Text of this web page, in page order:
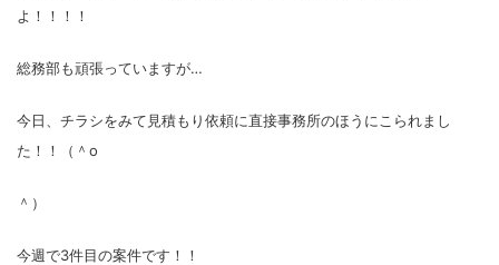
よ！！！！
総務部も頑張っていますが…
今日、チラシをみて見積もり依頼に直接事務所のほうにこられまし
た！！（＾o
＾）
今週で3件目の案件です！！